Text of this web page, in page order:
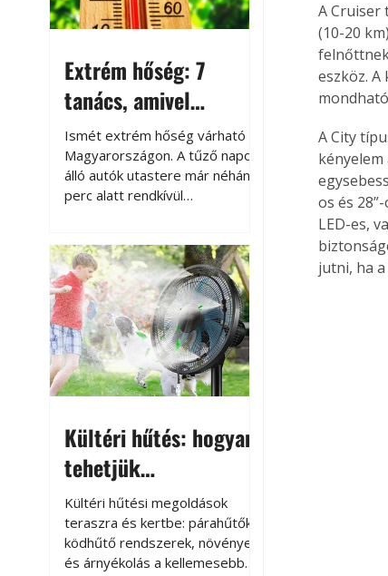
Extrém hőség: 7
tanács, amivel
megóvhatjuk
autónkat a nyári
károktól
Ismét extrém hőség várható
Magyarországon. A tűző napon
álló autók utastere már néhány
perc alatt rendkívül
megközelítheti. Ez nemcsak a
beszállást teszi kellemetlenné,
hanem az autó állapotára és a
benne hagyott tárgyakra is
káros hatással lehet. Néhány
egyszerű óvintézkedéssel
azonban jelentősen
csökkenthetjük a hőség káros
Kültéri hűtés: hogyan
tehetjük
kellemesebbé a
teraszt és a kertet?
Kültéri hűtési megoldások
teraszra és kertbe: párahűtők,
ködhűtő rendszerek, növények
és árnyékolás a kellemesebb
A Cruiser
(10-20
eszköz.
A City
os és
LED-es,
jutni, ha